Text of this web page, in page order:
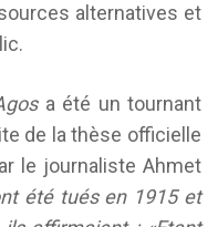
alternatives et
a été un tournant
de la thèse officielle
le journaliste Ahmet
été tués en 1915 et